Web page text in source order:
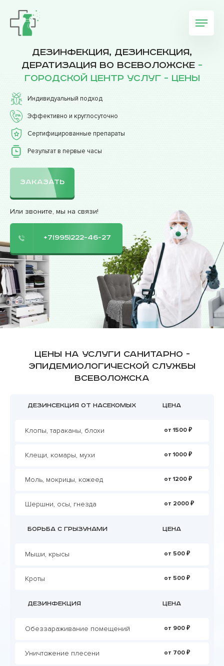
Дезинфекция, дезинсекция,
дератизация во Всеволожске -
Городской центр услуг - Цены
Индивидуальный подход
Эффективно и круглосуточно
Сертифицированные препараты
Результат в первые часы
ЗАКАЗАТЬ
Или звоните, мы на связи!
+7(995)222-46-27
Цены на услуги санитарно -
эпидемиологической службы
Всеволожска
Дезинсекция от насекомых Цена
Клопы, тараканы, блохи от 1500 ₽
Клещи, комары, мухи от 1000 ₽
Моль, мокрицы, кожеед от 1200 ₽
Шершни, осы, гнезда от 2000 ₽
Борьба с грызунами Цена
Мыши, крысы от 500 ₽
Кроты от 500 ₽
Дезинфекция Цена
Обеззараживание помещений от 900 ₽
Уничтожение плесени от 700 ₽